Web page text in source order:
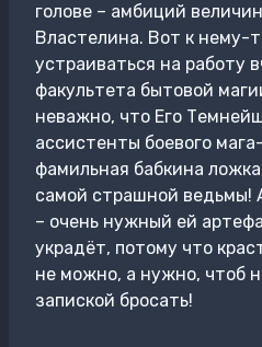
голове – амбиций
Властелина. Вот к нему-
устраиваться на работу
факультета бытовой
неважно, что Его
ассистенты боевого
фамильная бабкина
самой страшной ведьмы!
– очень нужный ей
украдёт, потому что
не можно, а нужно, чтоб
запиской бросать!